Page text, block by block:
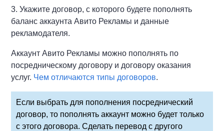
3. Укажите договор, с которого будете пополнять
баланс аккаунта Авито Рекламы и данные
рекламодателя.
Аккаунт Авито Рекламы можно пополнять по
посредническому договору и договору оказания
услуг. Чем отличаются типы договоров.
Если выбрать для пополнения посреднический
договор, то пополнять аккаунт можно будет только
с этого договора. Сделать перевод с другого